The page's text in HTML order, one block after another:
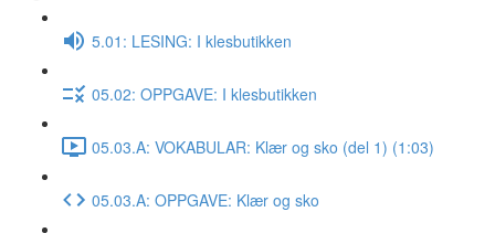
5.01: LESING: I klesbutikken
05.02: OPPGAVE: I klesbutikken
05.03.A: VOKABULAR: Klær og sko (del 1) (1:03)
05.03.A: OPPGAVE: Klær og sko